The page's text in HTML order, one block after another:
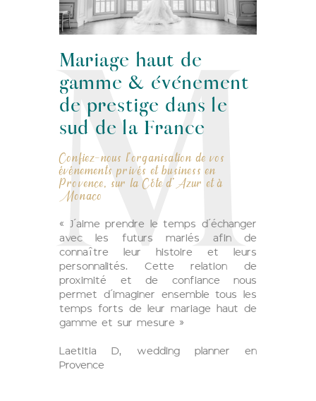
M
Mariage haut de
gamme & événement
de prestige dans le
sud de la France
Confiez-nous l’organisation de vos
événements privés et business en
Provence, sur la Côte d’Azur et à
Monaco
« J’aime prendre le temps d’échanger
avec les futurs mariés afin de
connaître leur histoire et leurs
personnalités. Cette relation de
proximité et de confiance nous
permet d’imaginer ensemble tous les
temps forts de leur mariage haut de
gamme et sur mesure »
Laetitia D, wedding planner en
Provence